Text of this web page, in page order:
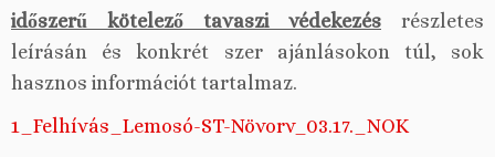
időszerű kötelező tavaszi védekezés részletes
leírásán és konkrét szer ajánlásokon túl, sok
hasznos információt tartalmaz.
1_Felhívás_Lemosó-ST-Növorv_03.17._NOK